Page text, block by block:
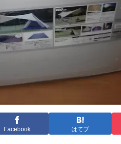
Facebook はてブ